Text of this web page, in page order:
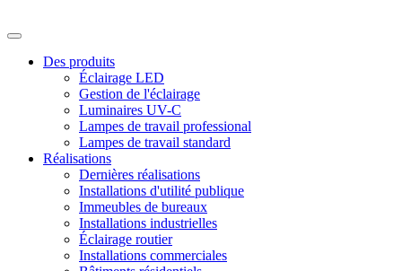
Des produits
Éclairage LED
Gestion de l'éclairage
Luminaires UV-C
Lampes de travail professional
Lampes de travail standard
Réalisations
Dernières réalisations
Installations d'utilité publique
Immeubles de bureaux
Installations industrielles
Éclairage routier
Installations commerciales